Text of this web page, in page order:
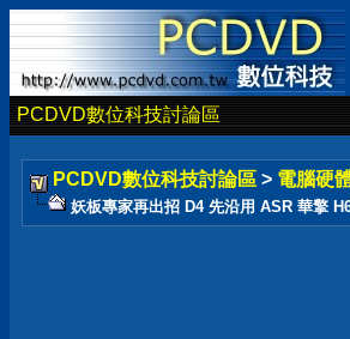
PCDVD數位科技討論區
PCDVD數位科技討論區 > 電腦硬
妖板專家再出招 D4 先沿用 ASR 華擎